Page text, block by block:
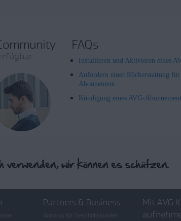
FAQs
Installieren und Aktivieren eines
Anfordern einer Rückerstattung
Abonnement
Kündigung eines AVG-
Partners & Business
Mit AVG